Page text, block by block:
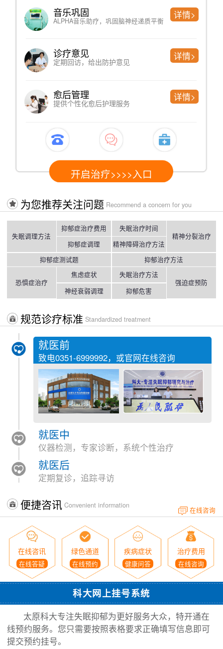
音乐巩固
ALPHA音乐助疗，巩固脑神经递质平衡
详情>
诊疗意见
定期回访，给出防护意见
详情>
愈后管理
提供个性化愈后护理服务
详情>
开启治疗>>>>入口
为您推荐关注问题 Recommend a concern for you
失眠调理方法
抑郁症治疗费用
抑郁症调理
失眠治疗时间
精神障碍治疗方法
精神分裂治疗
抑郁症测试题 抑郁治疗方法
恐惧症治疗
焦虑症状
神经衰弱调理
失眠治疗方法
抑郁危害
强迫症预防
规范诊疗标准 Standardized treatment
就医前
致电0351-6999992，或官网在线咨询
就医中
仪器检测，专家诊断，系统个性治疗
就医后
定期复诊，追踪寻访
便捷咨讯 Convenient information
在线咨询
在线咨讯
在线答疑
绿色通道
在线预约
疾病症状
健康问答
治疗费用
在线咨询
科大网上挂号系统
太原科大专注失眠抑郁为更好服务大众，特开通在
线预约服务。您只需要按照表格要求正确填写信息即可
提交预约挂号。